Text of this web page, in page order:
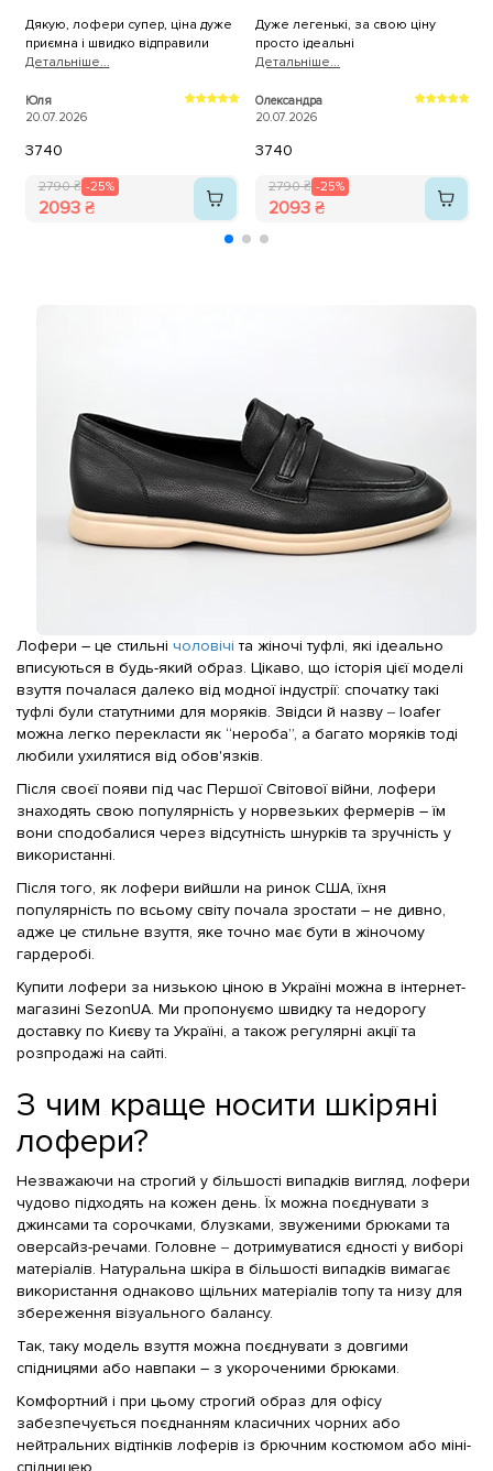
Дякую, лофери супер, ціна дуже
приємна і швидко відправили
Детальнiше...
Юля
20.07.2026
3740
2790 ₴ -25%
2093 ₴
Дуже легенькі, за свою ціну
просто ідеальні
Детальнiше...
Олександра
20.07.2026
3740
2790 ₴ -25%
2093 ₴
Лофери – це стильні чоловічі та жіночі туфлі, які ідеально
вписуються в будь-який образ. Цікаво, що історія цієї моделі
взуття почалася далеко від модної індустрії: спочатку такі
туфлі були статутними для моряків. Звідси й назву ‒ loafer
можна легко перекласти як “нероба”, а багато моряків тоді
любили ухилятися від обов'язків.
Після своєї появи під час Першої Світової війни, лофери
знаходять свою популярність у норвезьких фермерів – їм
вони сподобалися через відсутність шнурків та зручність у
використанні.
Після того, як лофери вийшли на ринок США, їхня
популярність по всьому світу почала зростати – не дивно,
адже це стильне взуття, яке точно має бути в жіночому
гардеробі.
Купити лофери за низькою ціною в Україні можна в інтернет-
магазині SezonUA. Ми пропонуємо швидку та недорогу
доставку по Києву та Україні, а також регулярні акції та
розпродажі на сайті.
З чим краще носити шкіряні
лофери?
Незважаючи на строгий у більшості випадків вигляд, лофери
чудово підходять на кожен день. Їх можна поєднувати з
джинсами та сорочками, блузками, звуженими брюками та
оверсайз-речами. Головне ‒ дотримуватися єдності у виборі
матеріалів. Натуральна шкіра в більшості випадків вимагає
використання однаково щільних матеріалів топу та низу для
збереження візуального балансу.
Так, таку модель взуття можна поєднувати з довгими
спідницями або навпаки – з укороченими брюками.
Комфортний і при цьому строгий образ для офісу
забезпечується поєднанням класичних чорних або
нейтральних відтінків лоферів із брючним костюмом або міні-
спідницею.